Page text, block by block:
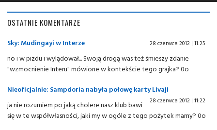
OSTATNIE KOMENTARZE
Sky: Mudingayi w Interze 28 czerwca 2012 | 11:25
no i w pizdu i wylądował... Swoją drogą was też śmieszy zdanie
"wzmocnienie Interu" mówione w kontekście tego grajka? 0o
Nieoficjalnie: Sampdoria nabyła połowę karty Livaji
28 czerwca 2012 | 11:22
ja nie rozumiem po jaką cholere nasz klub bawi
się w te współwłasności, jaki my w ogóle z tego pożytek mamy? 0o